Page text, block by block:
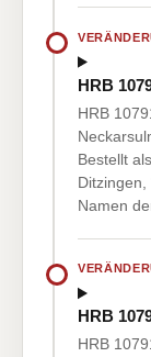
HRB
HRB
Bestellt
Ditzingen,
Namen
HRB
HRB